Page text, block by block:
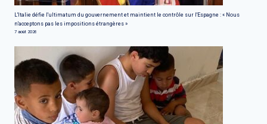
L'Italie défie l'ultimatum du gouvernement et maintient le contrôle sur l'Espagne : « Nous
n'acceptons pas les impositions étrangères »
7 août 2026